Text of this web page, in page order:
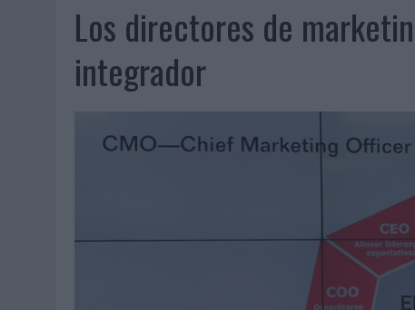
06/08/2026
FRIGO Y UNIQLO LANZAN UNA COLECCIÓN
06/08/2026
LA IA ESTÁ SUBIENDO EL LISTÓN DE LA CREATIVIDAD
05/08/2026 |
BEON WORLDWIDE LANZA RAÍZ URBANA PARA
05/08/2026 |
LOPESAN HOTELS & RESORTS ACERCA EL PARAÍSO
‘EL PARAÍSO MÁS CERCA’, DE 22GRADOS PARA LOPESAN
‘LA ÚNICA CERVEZA DEL MUNDO QUE SE DISFRUTA DOS
‘EL FÚTBOL SIN LAS PERSONAS’, DE DENTSU CREATIVE
Los directores de
integrador